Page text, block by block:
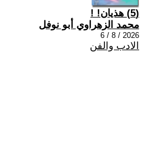
(5) هذيان! !
محمد الزهراوي أبو نوفل
2026 / 8 / 6
الادب والفن